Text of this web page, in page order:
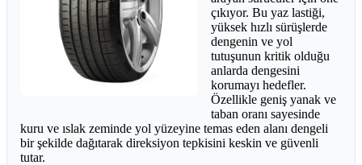
çıkıyor. Bu yaz lastiği,
yüksek hızlı sürüşlerde
dengenin ve yol
tutuşunun kritik olduğu
anlarda dengesini
korumayı hedefler.
Özellikle geniş yanak ve
taban oranı sayesinde
kuru ve ıslak zeminde yol yüzeyine temas eden alanı dengeli
bir şekilde dağıtarak direksiyon tepkisini keskin ve güvenli
tutar.